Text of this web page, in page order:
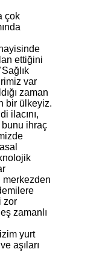
çok
ettiğini
var
zaman
bir ülkeyiz.
ilacını,
bunu ihraç
merkezden
zor
zamanlı
yurt
aşıları